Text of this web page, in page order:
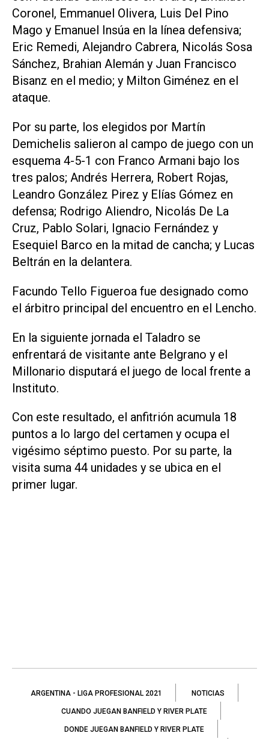
Coronel, Emmanuel Olivera, Luis Del Pino
Mago y Emanuel Insúa en la línea defensiva;
Eric Remedi, Alejandro Cabrera, Nicolás Sosa
Sánchez, Brahian Alemán y Juan Francisco
Bisanz en el medio; y Milton Giménez en el
ataque.
Por su parte, los elegidos por Martín
Demichelis salieron al campo de juego con un
esquema 4-5-1 con Franco Armani bajo los
tres palos; Andrés Herrera, Robert Rojas,
Leandro González Pirez y Elías Gómez en
defensa; Rodrigo Aliendro, Nicolás De La
Cruz, Pablo Solari, Ignacio Fernández y
Esequiel Barco en la mitad de cancha; y Lucas
Beltrán en la delantera.
Facundo Tello Figueroa fue designado como
el árbitro principal del encuentro en el Lencho.
En la siguiente jornada el Taladro se
enfrentará de visitante ante Belgrano y el
Millonario disputará el juego de local frente a
Instituto.
Con este resultado, el anfitrión acumula 18
puntos a lo largo del certamen y ocupa el
vigésimo séptimo puesto. Por su parte, la
visita suma 44 unidades y se ubica en el
primer lugar.
ARGENTINA - LIGA PROFESIONAL 2021 NOTICIAS
CUANDO JUEGAN BANFIELD Y RIVER PLATE
DONDE JUEGAN BANFIELD Y RIVER PLATE